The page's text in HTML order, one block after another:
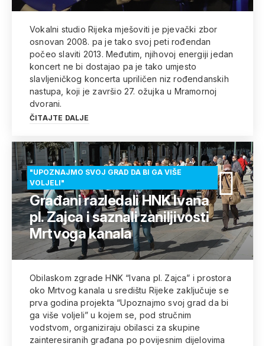
Vokalni studio Rijeka mješoviti je pjevački zbor
osnovan 2008. pa je tako svoj peti rođendan
počeo slaviti 2013. Međutim, njihovoj energiji jedan
koncert ne bi dostajao pa je tako umjesto
slavljeničkog koncerta upriličen niz rođendanskih
nastupa, koji je završio 27. ožujka u Mramornoj
dvorani.
ČITAJTE DALJE
"UPOZNAJMO SVOJ GRAD DA BI GA VIŠE
VOLJELI"
Građani razledali HNK Ivana
pl. Zajca i saznali zaniljivosti
Mrtvoga kanala
Obilaskom zgrade HNK “Ivana pl. Zajca” i prostora
oko Mrtvog kanala u središtu Rijeke zaključuje se
prva godina projekta “Upoznajmo svoj grad da bi
ga više voljeli” u kojem se, pod stručnim
vodstvom, organiziraju obilasci za skupine
zainteresiranih građana po povijesnim dijelovima